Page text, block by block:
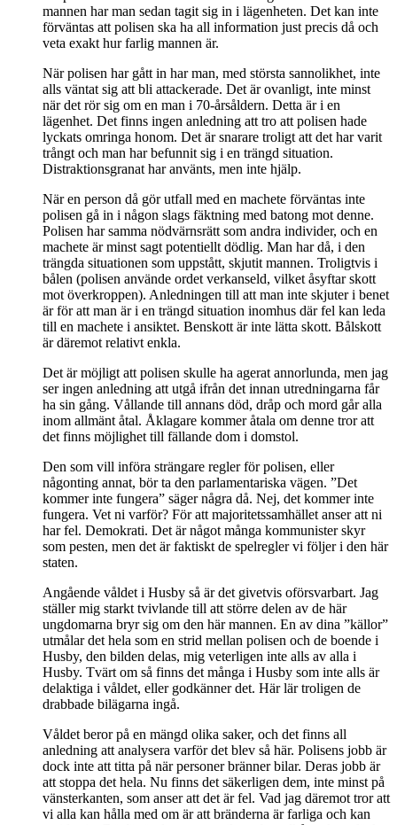
mannen har man sedan tagit sig in i lägenheten. Det kan inte
förväntas att polisen ska ha all information just precis då och
veta exakt hur farlig mannen är.
När polisen har gått in har man, med största sannolikhet, inte
alls väntat sig att bli attackerade. Det är ovanligt, inte minst
när det rör sig om en man i 70-årsåldern. Detta är i en
lägenhet. Det finns ingen anledning att tro att polisen hade
lyckats omringa honom. Det är snarare troligt att det har varit
trångt och man har befunnit sig i en trängd situation.
Distraktionsgranat har använts, men inte hjälp.
När en person då gör utfall med en machete förväntas inte
polisen gå in i någon slags fäktning med batong mot denne.
Polisen har samma nödvärnsrätt som andra individer, och en
machete är minst sagt potentiellt dödlig. Man har då, i den
trängda situationen som uppstått, skjutit mannen. Troligtvis i
bålen (polisen använde ordet verkanseld, vilket åsyftar skott
mot överkroppen). Anledningen till att man inte skjuter i benet
är för att man är i en trängd situation inomhus där fel kan leda
till en machete i ansiktet. Benskott är inte lätta skott. Bålskott
är däremot relativt enkla.
Det är möjligt att polisen skulle ha agerat annorlunda, men jag
ser ingen anledning att utgå ifrån det innan utredningarna får
ha sin gång. Vållande till annans död, dråp och mord går alla
inom allmänt åtal. Åklagare kommer åtala om denne tror att
det finns möjlighet till fällande dom i domstol.
Den som vill införa strängare regler för polisen, eller
någonting annat, bör ta den parlamentariska vägen. ”Det
kommer inte fungera” säger några då. Nej, det kommer inte
fungera. Vet ni varför? För att majoritetssamhället anser att ni
har fel. Demokrati. Det är något många kommunister skyr
som pesten, men det är faktiskt de spelregler vi följer i den här
staten.
Angående våldet i Husby så är det givetvis oförsvarbart. Jag
ställer mig starkt tvivlande till att större delen av de här
ungdomarna bryr sig om den här mannen. En av dina ”källor”
utmålar det hela som en strid mellan polisen och de boende i
Husby, den bilden delas, mig veterligen inte alls av alla i
Husby. Tvärt om så finns det många i Husby som inte alls är
delaktiga i våldet, eller godkänner det. Här lär troligen de
drabbade bilägarna ingå.
Våldet beror på en mängd olika saker, och det finns all
anledning att analysera varför det blev så här. Polisens jobb är
dock inte att titta på när personer bränner bilar. Deras jobb är
att stoppa det hela. Nu finns det säkerligen dem, inte minst på
vänsterkanten, som anser att det är fel. Vad jag däremot tror att
vi alla kan hålla med om är att bränderna är farliga och kan